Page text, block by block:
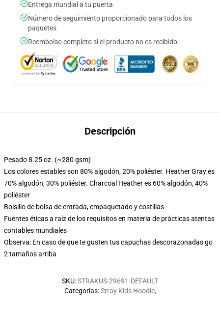
Entrega mundial a tu puerta
Número de seguimiento proporcionado para todos los
paquetes
Reembolso completo si el producto no es recibido
Descripción
Pesado 8.25 oz. (~280 gsm)
Los colores estables son 80% algodón, 20% poliéster. Heather Gray es
70% algodón, 30% poliéster. Charcoal Heather es 60% algodón, 40%
poliéster
Bolsillo de bolsa de entrada, empaquetado y costillas
Fuentes éticas a raíz de los requisitos en materia de prácticas atentas
contables mundiales
Observa: En caso de que te gusten tus capuchas descorazonadas go
2 tamaños arriba
SKU:STRAKUS-29691-DEFAULT
Categorías:Stray Kids Hoodie,